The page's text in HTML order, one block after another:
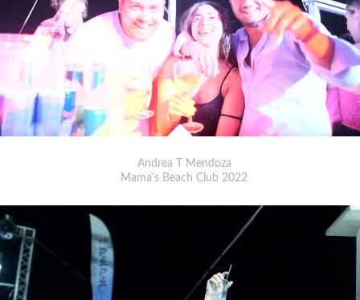
Andrea T Mendoza
Mama's Beach Club 2022